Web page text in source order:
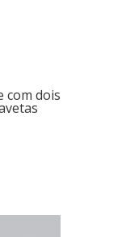
com dois